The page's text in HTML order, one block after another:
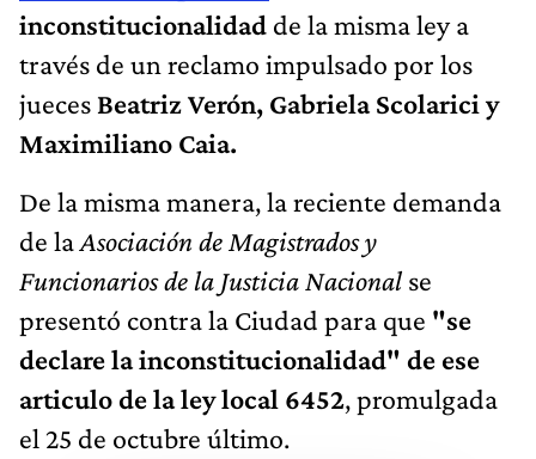
inconstitucionalidad de la misma ley a
través de un reclamo impulsado por los
jueces Beatriz Verón, Gabriela Scolarici y
Maximiliano Caia.
De la misma manera, la reciente demanda
de laAsociación de Magistrados y
Funcionarios de la Justicia Nacional se
presentó contra la Ciudad para que "se
declare la inconstitucionalidad" de ese
articulo de la ley local 6452, promulgada
el 25 de octubre último.